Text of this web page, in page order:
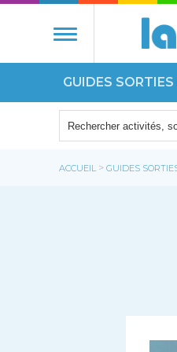
GUIDES
ACCUEIL > GUIDES